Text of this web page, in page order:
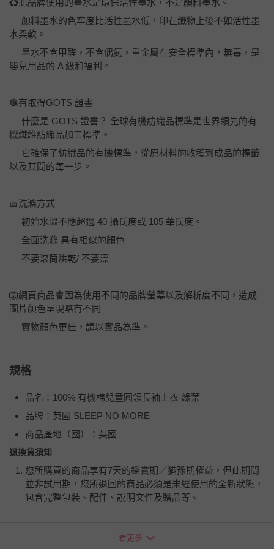
顏料墨水的色牢度比活性墨水低，印在織物上後不如活性墨
水柔軟。
墨水不含甲醛，不含偶氮，重金屬在安全標準內，無毒，是
嬰兒用品的 A 級和福利。
🧶有取得GOTS 證書
什麼是 GOTS 證書？ 全球有機紡織品標準是世界領先的有
機纖維紡織品加工標準。
它確保了紡織品的有機標準，從原材料的收穫到成品的標籤
以及其間的每一步。
🧺洗滌方式
初始水溫不應超過 40 攝氏度或 105 華氏度。
全面洗滌 具有相似的顏色
不要滾筒烘乾/ 不要漂
🦁網頁商品會因為使用不同的品牌螢幕以及解析度不同，造成
圖片顏色呈現略有不同
實物顏色更佳，請以實品為準。
規格
品名：100% 有機棉兒童圓領長袖上衣-綠葉
品牌：英國 SLEEP NO MORE
商品產地（國）：英國
退換貨須知
您所購買的商品享有7天的鑑賞期／猶豫期權益，但此期間
並非試用期，您所退回的商品必須是未經使用的全新狀態，
包含完整包裝、配件、說明文件及贈品等。
瑕疵退換貨所產生的運費，將由媽咪愛負責處理，若非瑕疵
看更多